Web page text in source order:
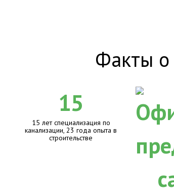
Факты о
15
15 лет специализация по
канализации, 23 года опыта в
строительстве